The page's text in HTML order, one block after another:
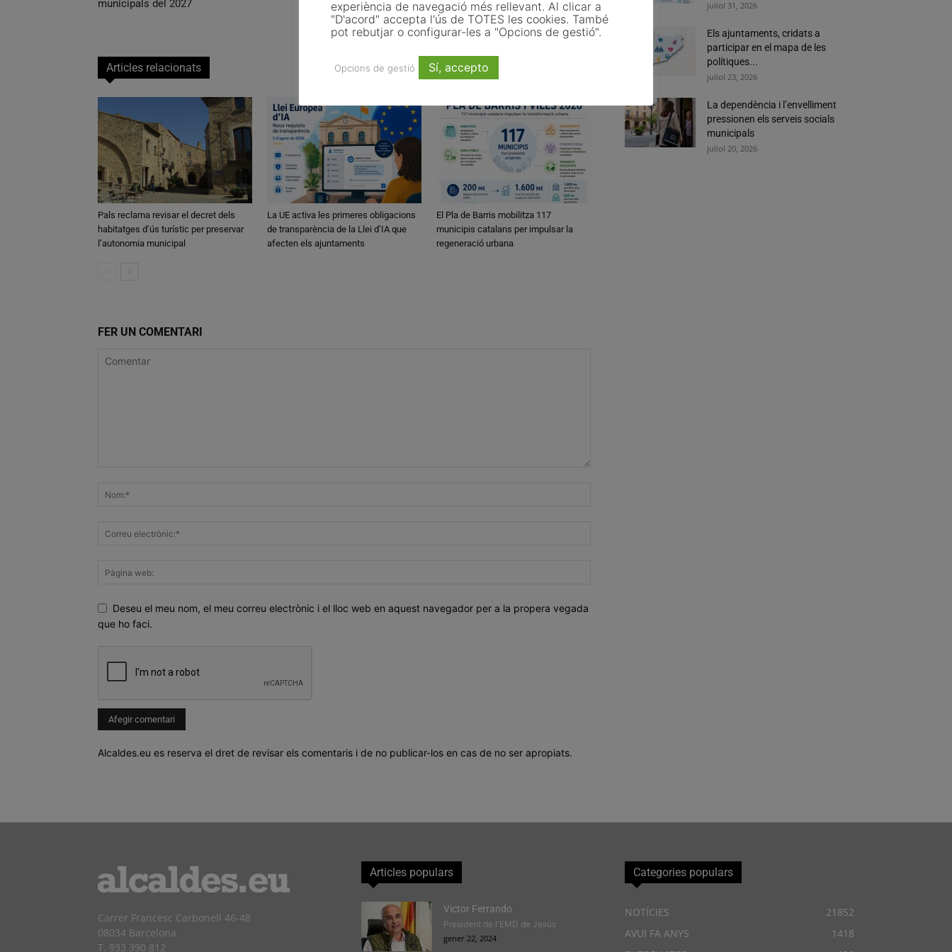
municipals del 2027
problemes dels ciutadans, especialment
l’habitatge»
Articles relacionats
Pals reclama revisar el decret dels
habitatges d’ús turístic per preservar
l’autonomia municipal
La UE activa les primeres obligacions
de transparència de la Llei d’IA que
afecten els ajuntaments
El Pla de Barris mobilitza 117
municipis catalans per impulsar la
regeneració urbana
FER UN COMENTARI
Deseu el meu nom, el meu correu electrònic i el lloc web en aquest navegador per a la propera vegada
que ho faci.
Alcaldes.eu es reserva el dret de revisar els comentaris i de no publicar-los en cas de no ser apropiats.
juliol 31, 2026
Els ajuntaments, cridats a
participar en el mapa de les
polítiques...
juliol 23, 2026
La dependència i l’envelliment
pressionen els serveis socials
municipals
juliol 20, 2026
Carrer Francesc Carbonell 46-48
08034 Barcelona
T. 933 390 812
Articles populars
Victor Ferrando
President de l'EMD de Jesús
gener 22, 2024
Categories populars
NOTÍCIES
21852
AVUI FA ANYS
1418
experiència de navegació més rellevant. Al clicar a
"D'acord" accepta l'ús de TOTES les cookies. També
pot rebutjar o configurar-les a "Opcions de gestió".
Opcions de gestió Sí, accepto